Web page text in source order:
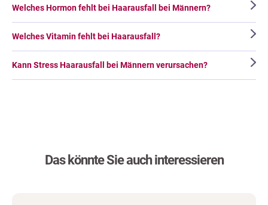
Welches Hormon fehlt bei Haarausfall bei Männern?
Welches Vitamin fehlt bei Haarausfall?
Kann Stress Haarausfall bei Männern verursachen?
Das könnte Sie auch interessieren